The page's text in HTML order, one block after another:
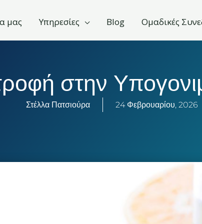
μας Υπηρεσίες Blog Ομαδικές
στην
Στέλλα Πατσιούρα 24 Φεβρουαρίου, 2026